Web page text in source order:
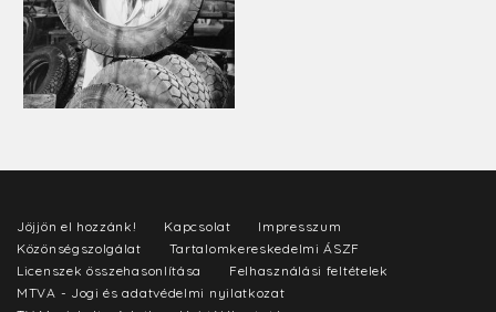
Jöjjön el hozzánk! Kapcsolat
Impresszum
Közönségszolgálat
Tartalomkereskedelmi ÁSZF
Licenszek összehasonlítása
Felhasználási feltételek
MTVA - Jogi és adatvédelmi nyilatkozat